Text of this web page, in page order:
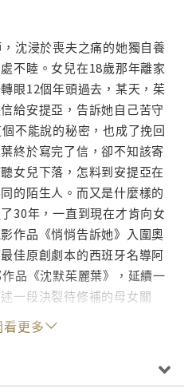
沈浸於喪夫之痛的她獨自養
不睦。女兒在18歲那年離家
眼12個年頭過去，某天，茱
給安提亞，告訴她自己苦守
不能說的秘密，也成了挽回
終於寫完了信，卻不知該寄
女兒下落，怎料到安提亞在
的陌生人。而又是什麼樣的
30年，一直到現在才肯向女
作品《悄悄告訴她》入圍奧
佳原創劇本的西班牙名導阿
品《沈默茱麗葉》，延續一
一段決裂待修補的母女關
雜的故事情節及黑色幽默，
劇情峰迴路轉，戲劇張力十
International大讚「典型阿
般的紅、藍、綠色彩！」故
看更多